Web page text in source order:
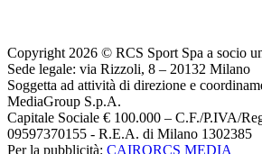
Copyright 2026 © RCS Sport Spa a socio
Sede legale: via Rizzoli, 8 – 20132 Milano
Soggetta ad attività di direzione e
MediaGroup S.p.A.
Capitale Sociale € 100.000 – C.F./P.IVA/
09597370155 - R.E.A. di Milano 1302385
Per la pubblicità: CAIRORCS MEDIA